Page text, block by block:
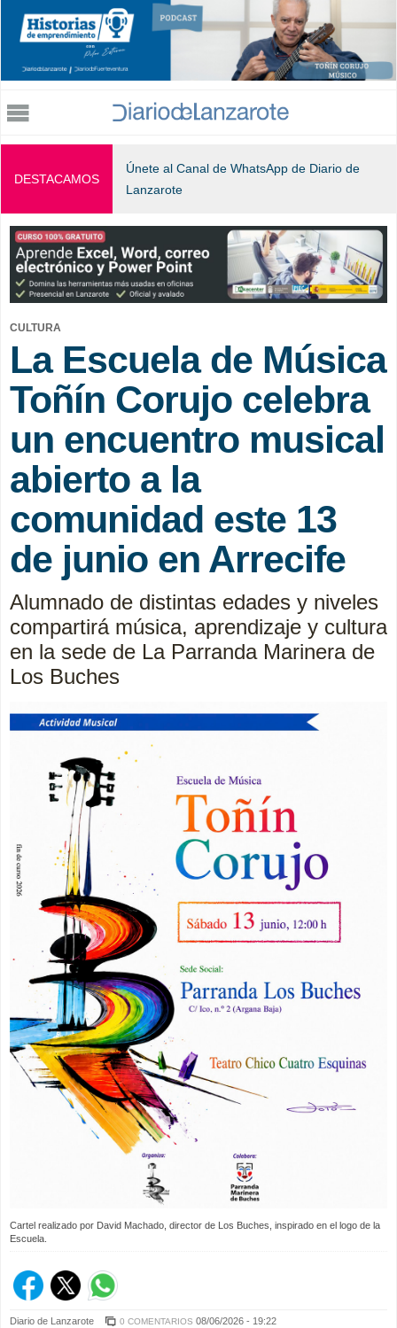
Jump to navigation
DESTACAMOS
Únete al Canal de WhatsApp de Diario de
Lanzarote
CULTURA
La Escuela de Música
Toñín Corujo celebra
un encuentro musical
abierto a la
comunidad este 13
de junio en Arrecife
Alumnado de distintas edades y niveles
compartirá música, aprendizaje y cultura
en la sede de La Parranda Marinera de
Los Buches
Cartel realizado por David Machado, director de Los Buches, inspirado en el logo de la
Escuela.
Diario de Lanzarote 0 COMENTARIOS 08/06/2026 - 19:22